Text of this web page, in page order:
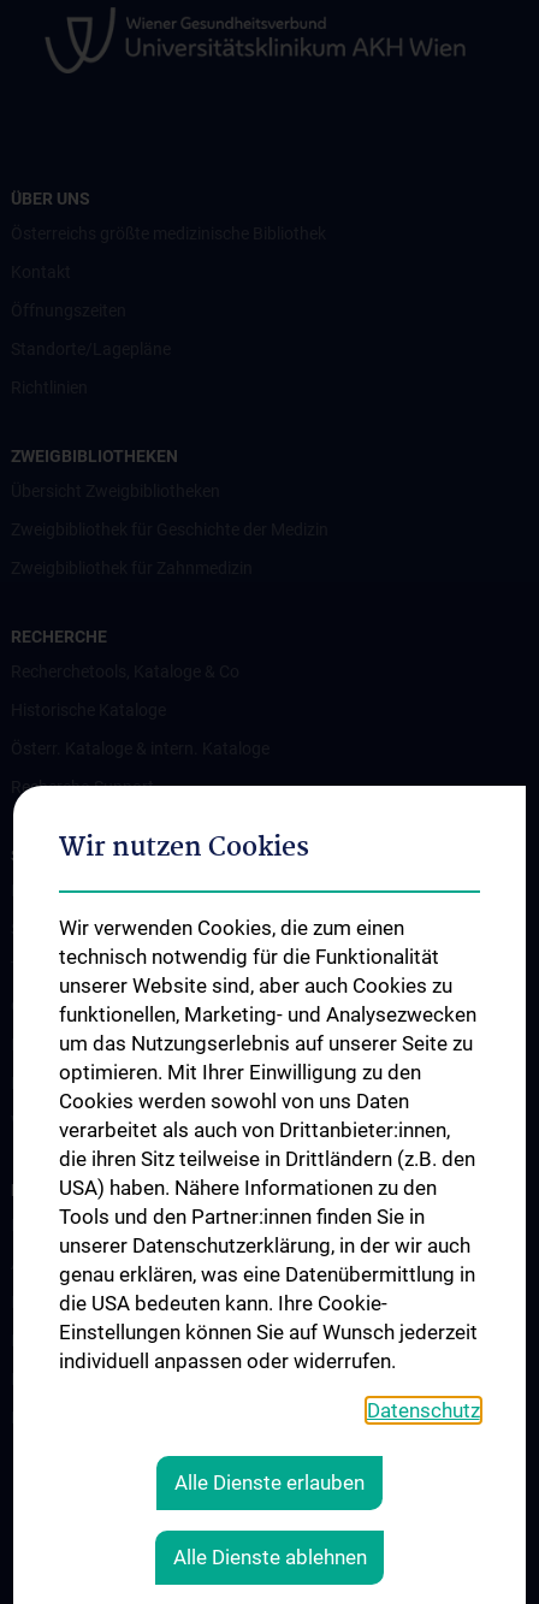
ÜBER UNS
ZWEIGBIBLIOTHEKEN
RECHERCHE
Recherche-Support
SERVICES
Literaturlieferdienst
Scientific Searching
Teaching Library
Open Access Publizieren
Remote Access
Plagiatsprüfung
Weitere Services
BENUTZUNG
Infos zur Benutzung
Internetzugang im Lesesaal
Benutzung via Remote Access
COOKIE-EINSTELLUNGEN
Wir nutzen Cookies
Wir verwenden Cookies, die zum einen
technisch notwendig für die Funktionalität
unserer Website sind, aber auch Cookies zu
funktionellen, Marketing- und Analysezwecken
um das Nutzungserlebnis auf unserer Seite zu
optimieren. Mit Ihrer Einwilligung zu den
Cookies werden sowohl von uns Daten
verarbeitet als auch von Drittanbieter:innen,
die ihren Sitz teilweise in Drittländern (z.B. den
USA) haben. Nähere Informationen zu den
Tools und den Partner:innen finden Sie in
unserer Datenschutzerklärung, in der wir auch
genau erklären, was eine Datenübermittlung in
die USA bedeuten kann. Ihre Cookie-
Einstellungen können Sie auf Wunsch jederzeit
individuell anpassen oder widerrufen.
Datenschutz
Alle Dienste erlauben
Alle Dienste ablehnen